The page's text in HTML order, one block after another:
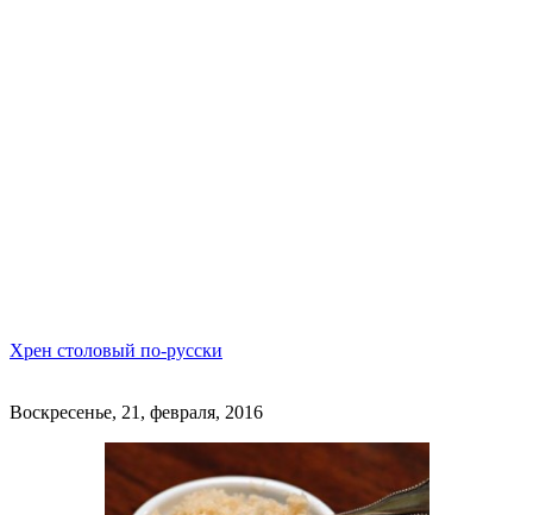
Хрен столовый по-русски
Воскресенье, 21, февраля, 2016